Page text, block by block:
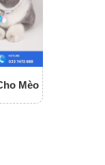
Mèo